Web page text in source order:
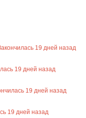
19 дней назад
19 дней назад
19 дней назад
19 дней назад